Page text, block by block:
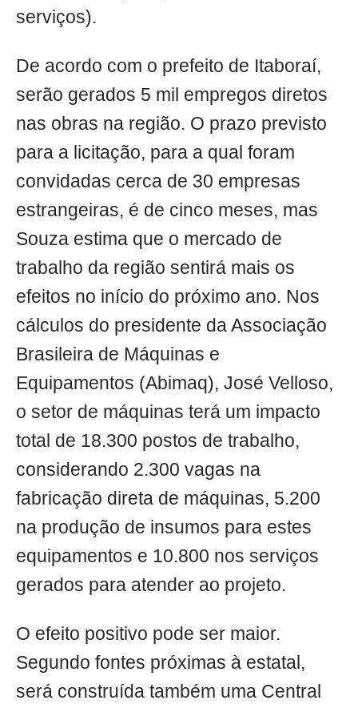
serviços).
De acordo com o prefeito de Itaboraí,
serão gerados 5 mil empregos diretos
nas obras na região. O prazo previsto
para a licitação, para a qual foram
convidadas cerca de 30 empresas
estrangeiras, é de cinco meses, mas
Souza estima que o mercado de
trabalho da região sentirá mais os
efeitos no início do próximo ano. Nos
cálculos do presidente da Associação
Brasileira de Máquinas e
Equipamentos (Abimaq), José Velloso,
o setor de máquinas terá um impacto
total de 18.300 postos de trabalho,
considerando 2.300 vagas na
fabricação direta de máquinas, 5.200
na produção de insumos para estes
equipamentos e 10.800 nos serviços
gerados para atender ao projeto.
O efeito positivo pode ser maior.
Segundo fontes próximas à estatal,
será construída também uma Central